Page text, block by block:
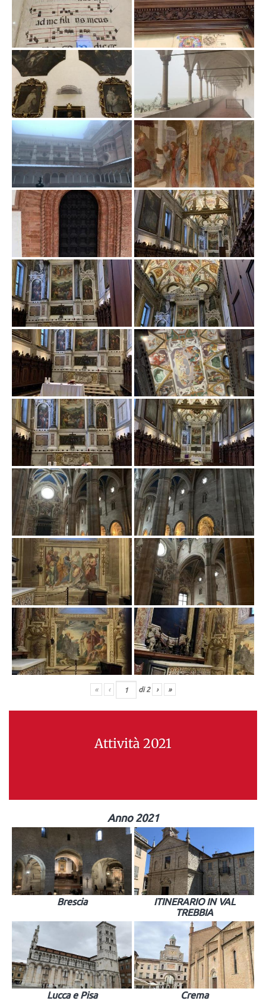
« ‹ di 2 › »
Attività 2021
Anno 2021
Brescia
ITINERARIO IN VAL
TREBBIA
Lucca e Pisa Crema